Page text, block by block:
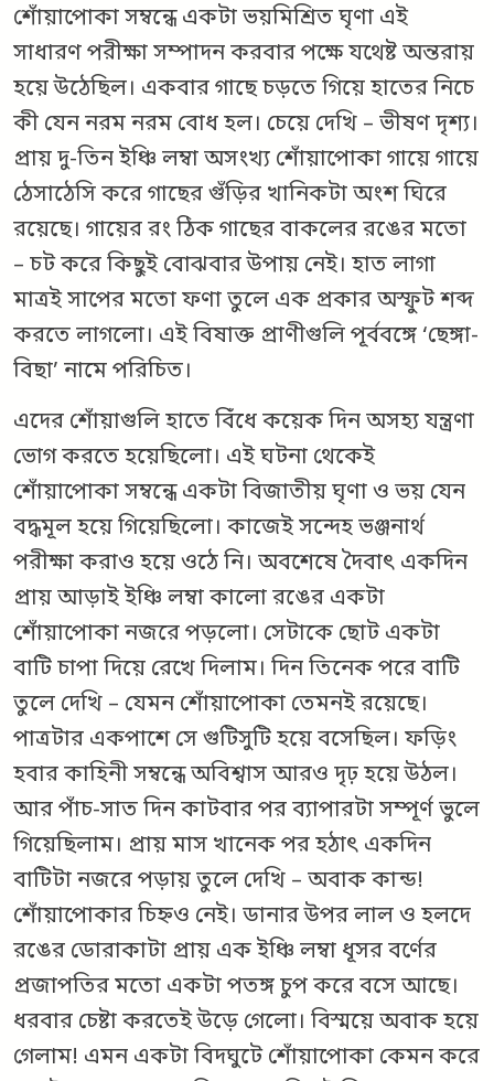
শোঁয়াপোকা সম্বন্ধে একটা ভয়মিশ্রিত ঘৃণা এই
সাধারণ পরীক্ষা সম্পাদন করবার পক্ষে যথেষ্ট অন্তরায়
হয়ে উঠেছিল। একবার গাছে চড়তে গিয়ে হাতের নিচে
কী যেন নরম নরম বোধ হল। চেয়ে দেখি – ভীষণ দৃশ্য।
প্রায় দু-তিন ইঞ্চি লম্বা অসংখ্য শোঁয়াপোকা গায়ে গায়ে
ঠেসাঠেসি করে গাছের গুঁড়ির খানিকটা অংশ ঘিরে
রয়েছে। গায়ের রং ঠিক গাছের বাকলের রঙের মতো
– চট করে কিছুই বোঝবার উপায় নেই। হাত লাগা
মাত্রই সাপের মতো ফণা তুলে এক প্রকার অস্ফুট শব্দ
করতে লাগলো। এই বিষাক্ত প্রাণীগুলি পূর্ববঙ্গে ‘ছেঙ্গা-
বিছা’ নামে পরিচিত।
এদের শোঁয়াগুলি হাতে বিঁধে কয়েক দিন অসহ্য যন্ত্রণা
ভোগ করতে হয়েছিলো। এই ঘটনা থেকেই
শোঁয়াপোকা সম্বন্ধে একটা বিজাতীয় ঘৃণা ও ভয় যেন
বদ্ধমূল হয়ে গিয়েছিলো। কাজেই সন্দেহ ভঞ্জনার্থ
পরীক্ষা করাও হয়ে ওঠে নি। অবশেষে দৈবাৎ একদিন
প্রায় আড়াই ইঞ্চি লম্বা কালো রঙের একটা
শোঁয়াপোকা নজরে পড়লো। সেটাকে ছোট একটা
বাটি চাপা দিয়ে রেখে দিলাম। দিন তিনেক পরে বাটি
তুলে দেখি – যেমন শোঁয়াপোকা তেমনই রয়েছে।
পাত্রটার একপাশে সে গুটিসুটি হয়ে বসেছিল। ফড়িং
হবার কাহিনী সম্বন্ধে অবিশ্বাস আরও দৃঢ় হয়ে উঠল।
আর পাঁচ-সাত দিন কাটবার পর ব্যাপারটা সম্পূর্ণ ভুলে
গিয়েছিলাম। প্রায় মাস খানেক পর হঠাৎ একদিন
বাটিটা নজরে পড়ায় তুলে দেখি – অবাক কান্ড!
শোঁয়াপোকার চিহ্নও নেই। ডানার উপর লাল ও হলদে
রঙের ডোরাকাটা প্রায় এক ইঞ্চি লম্বা ধূসর বর্ণের
প্রজাপতির মতো একটা পতঙ্গ চুপ করে বসে আছে।
ধরবার চেষ্টা করতেই উড়ে গেলো। বিস্ময়ে অবাক হয়ে
গেলাম! এমন একটা বিদঘুটে শোঁয়াপোকা কেমন করে